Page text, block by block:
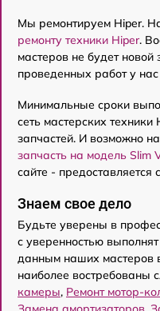
Мы ремонтируем Hiper.
ремонту техники Hiper.
мастеров не будет
проведенных работ у нас
Минимальные сроки
сеть мастерских
запчастей. И возможно
запчасть на модель Slim
сайте - предоставляется
Знаем свое дело
Будьте уверены в
с уверенностью
данным наших мастеров
наиболее востребованы
камеры, Ремонт мотор-